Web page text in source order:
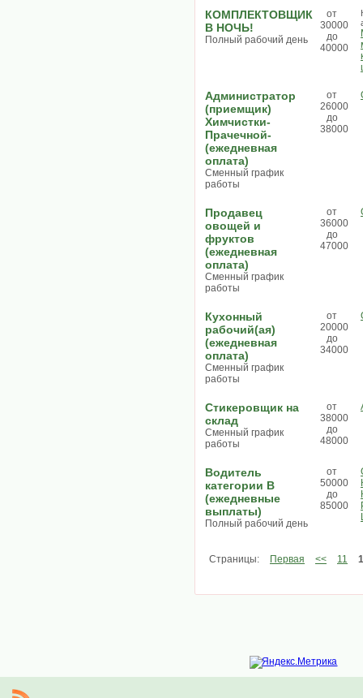
КОМПЛЕКТОВЩИК
В НОЧЬ!
Полный рабочий день
от
30000
до
40000
Администратор
(приемщик)
Химчистки-
Прачечной-
(ежедневная
оплата)
Сменный график
работы
от
26000
до
38000
Продавец
овощей и
фруктов
(ежедневная
оплата)
Сменный график
работы
от
36000
до
47000
Кухонный
рабочий(ая)
(ежедневная
оплата)
Сменный график
работы
от
20000
до
34000
Стикеровщик на
склад
Сменный график
работы
от
38000
до
48000
Водитель
категории В
(ежедневные
выплаты)
Полный рабочий день
от
50000
до
85000
Страницы: Первая << 11